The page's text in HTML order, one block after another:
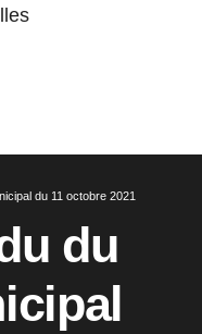
du 11 octobre 2021
du